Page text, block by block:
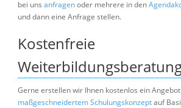
bei uns anfragenoder mehrere in den
und dann eine Anfrage stellen.
Kostenfreie
Gerne erstellen wir Ihnen kostenlos ein
maßgeschneidertem Schulungskonzeptauf